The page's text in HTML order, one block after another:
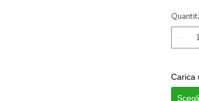
Carica